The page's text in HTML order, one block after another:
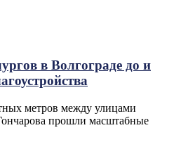
в Волгограде до и
метров между улицами
прошли масштабные